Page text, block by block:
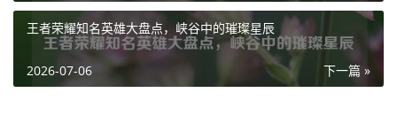
大幅缩水，玩家们在购买 Steam 账号时，也会更加谨慎地考
虑账号的安全性和违规记录，那些有过不良记录或潜在封禁
风险的账号,往往难以获得较高的价格评估。
Steam 平台政策的变化也在一定程度上影响了账号价值，平
王者荣耀知名英雄大盘点，峡谷中的璀璨星辰
下一篇 »
2026-07-06